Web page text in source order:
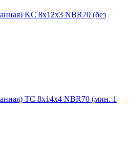
KC 8х12х3 NBR70 (без
TC 8х14х4 NBR70 (мин. 1